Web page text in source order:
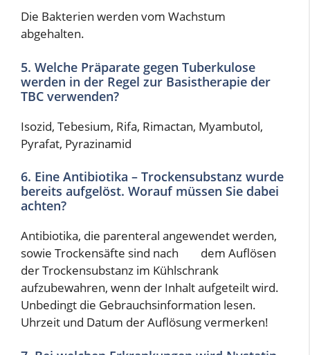
Die Bakterien werden vom Wachstum
abgehalten.
5. Welche Präparate gegen Tuberkulose
werden in der Regel zur Basistherapie der
TBC verwenden?
Isozid, Tebesium, Rifa, Rimactan, Myambutol,
Pyrafat, Pyrazinamid
6. Eine Antibiotika – Trockensubstanz wurde
bereits aufgelöst. Worauf müssen Sie dabei
achten?
Antibiotika, die parenteral angewendet werden,
sowie Trockensäfte sind nach dem Auflösen
der Trockensubstanz im Kühlschrank
aufzubewahren, wenn der Inhalt aufgeteilt wird.
Unbedingt die Gebrauchsinformation lesen.
Uhrzeit und Datum der Auflösung vermerken!